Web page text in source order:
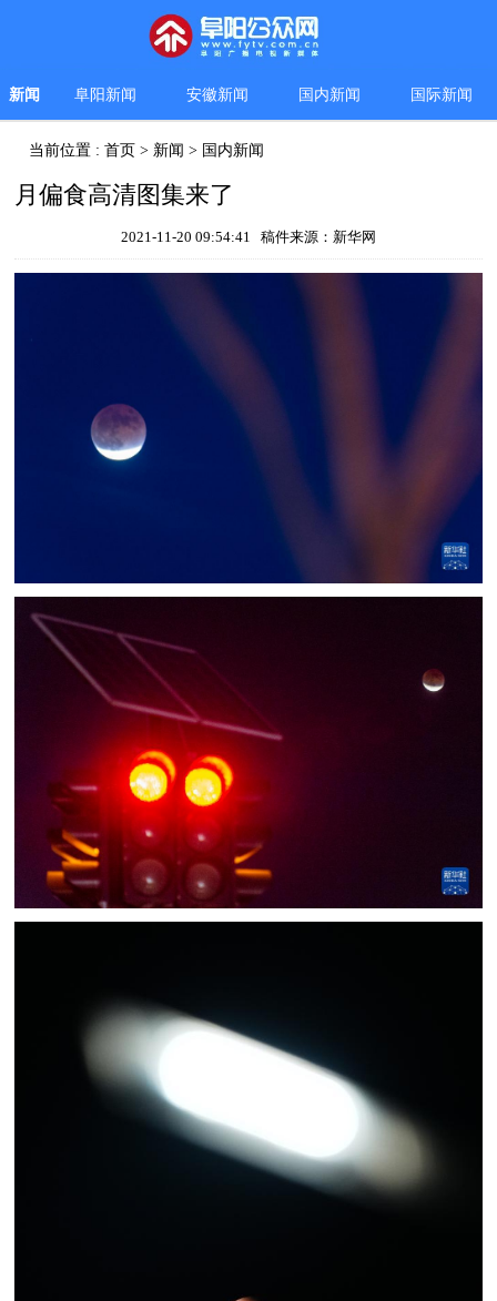
新闻 阜阳新闻 安徽新闻 国内新闻 国际新闻
当前位置 :首页 > 新闻 > 国内新闻
月偏食高清图集来了
2021-11-20 09:54:41 稿件来源：新华网